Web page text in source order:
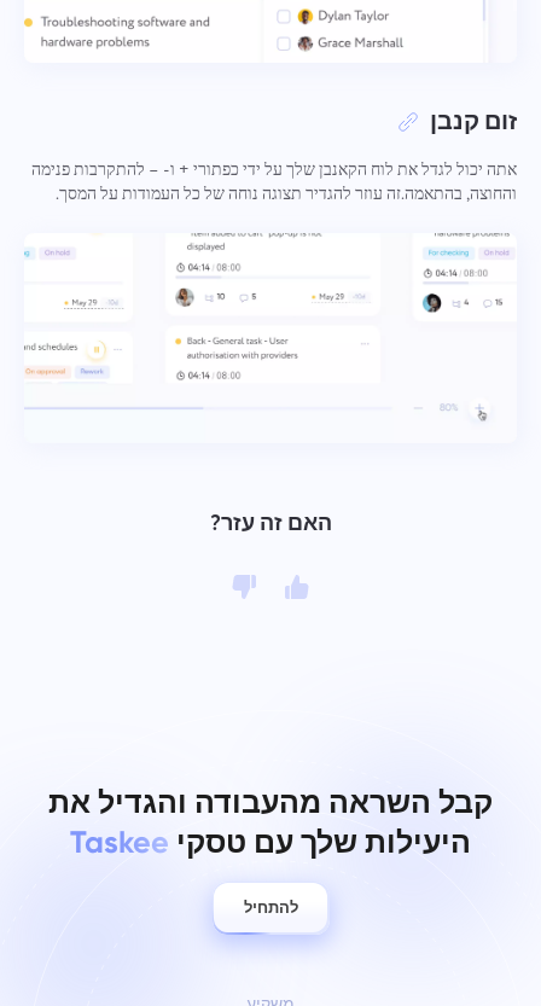
ไทย
זום קנבן
אתה יכול לגדל את לוח הקאנבן שלך על ידי כפתורי + ו- – להתקרבות פנימה
והחוצה, בהתאמה.זה עוזר להגדיר תצוגה נוחה של כל העמודות על המסך.
האם זה עזר?
קבל השראה מהעבודה והגדיל את
היעילות שלך עם טסקי Taskee
להתחיל
עיין בקבציםאו לגרור ושחרר
מספר טלפון
ההודעה שלך
שלח
בלחיצה על כפתור "שלח", אתה מסכים לעיבוד הנתונים
האישיים שלך בהתאם למסמך הבא:מדיניות הפרטיות.
We will contact you soon
תודה שהיית חלק מ-Taskee
אנחנו בהחלט נלמד את זה וננסה ליישם את זה במוצר.
אתה עוזר לנו להשתפר כל יום!
לעיבוד
נתונים אישיים.